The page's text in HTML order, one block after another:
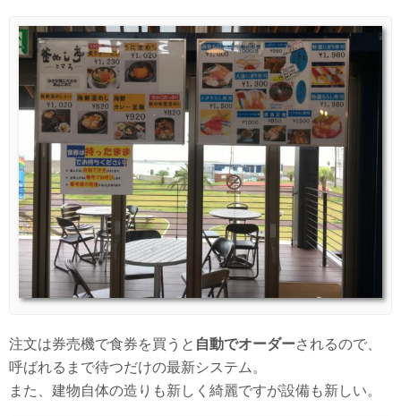
注文は券売機で食券を買うと 自動でオーダーされるので、
呼ばれるまで待つだけの最新システム。
また、建物自体の造りも新しく綺麗ですが設備も新しい。